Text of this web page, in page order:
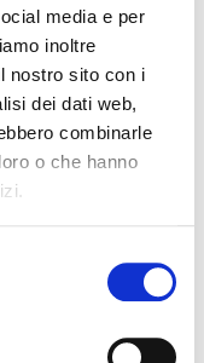
media e per
inoltre
nostro sito con i
dei dati web,
combinarle
o che hanno